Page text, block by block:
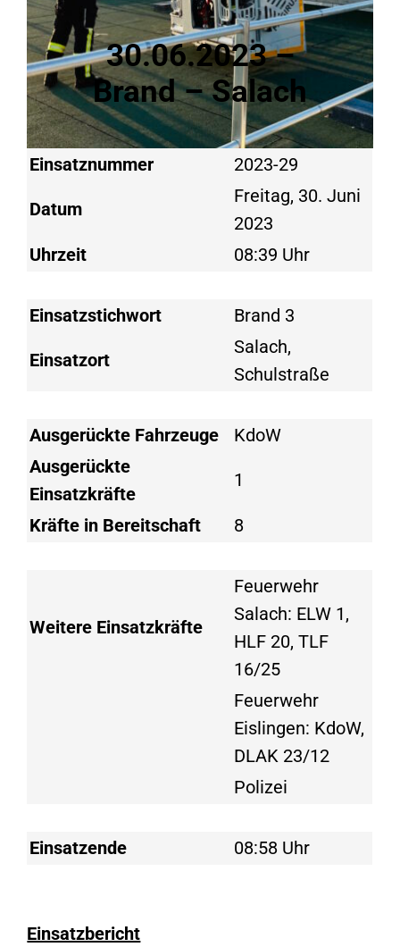
30.06.2023 –
Brand – Salach
Einsatznummer 2023-29
Datum
Freitag, 30. Juni
2023
Uhrzeit
08:39 Uhr
Einsatzstichwort Brand 3
Einsatzort
Salach,
Schulstraße
Ausgerückte Fahrzeuge
KdoW
Ausgerückte
Einsatzkräfte
1
Kräfte in Bereitschaft 8
Weitere Einsatzkräfte
Feuerwehr
Salach: ELW 1,
HLF 20, TLF
16/25
Feuerwehr
Eislingen: KdoW,
DLAK 23/12
Polizei
Einsatzende 08:58 Uhr
Einsatzbericht